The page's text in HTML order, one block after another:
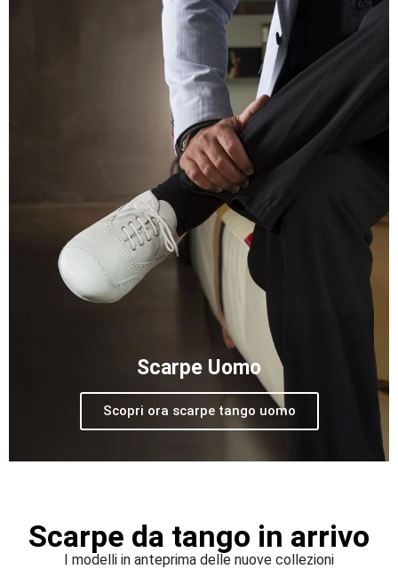
Scarpe Uomo
Scopri ora scarpe tango uomo
Scarpe da tango in arrivo
I modelli in anteprima delle nuove collezioni